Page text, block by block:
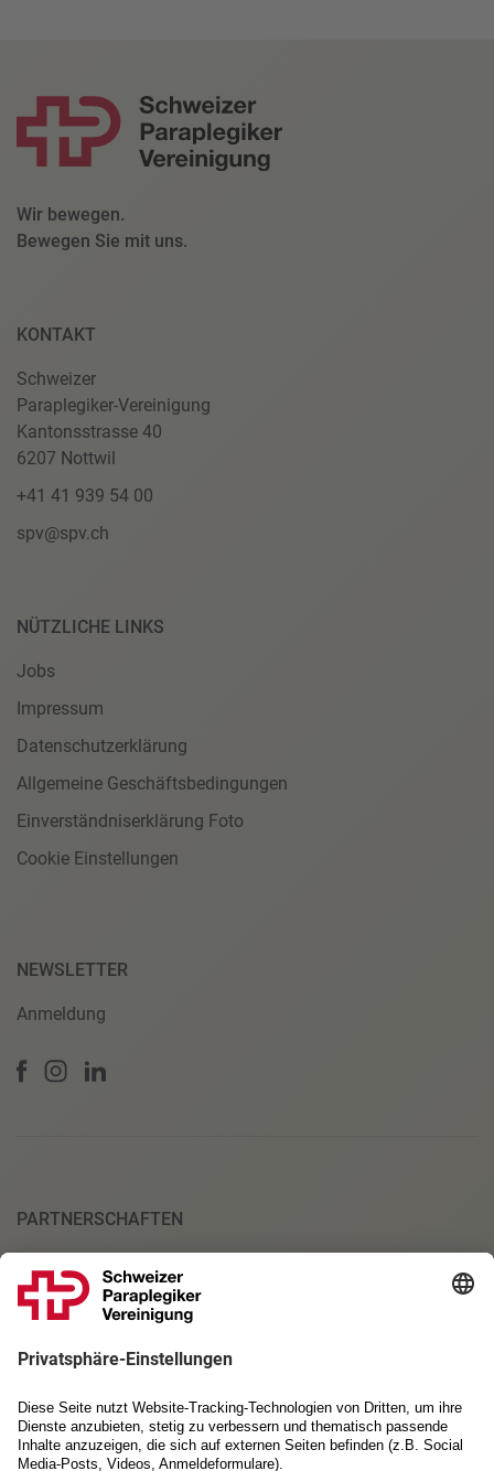
Wir bewegen.
Bewegen Sie mit uns.
KONTAKT
Schweizer
Paraplegiker-Vereinigung
Kantonsstrasse 40
6207 Nottwil
+41 41 939 54 00
spv@spv.ch
NÜTZLICHE LINKS
Jobs
Impressum
Datenschutzerklärung
Allgemeine Geschäftsbedingungen
Einverständniserklärung Foto
Cookie Einstellungen
NEWSLETTER
Anmeldung
PARTNERSCHAFTEN